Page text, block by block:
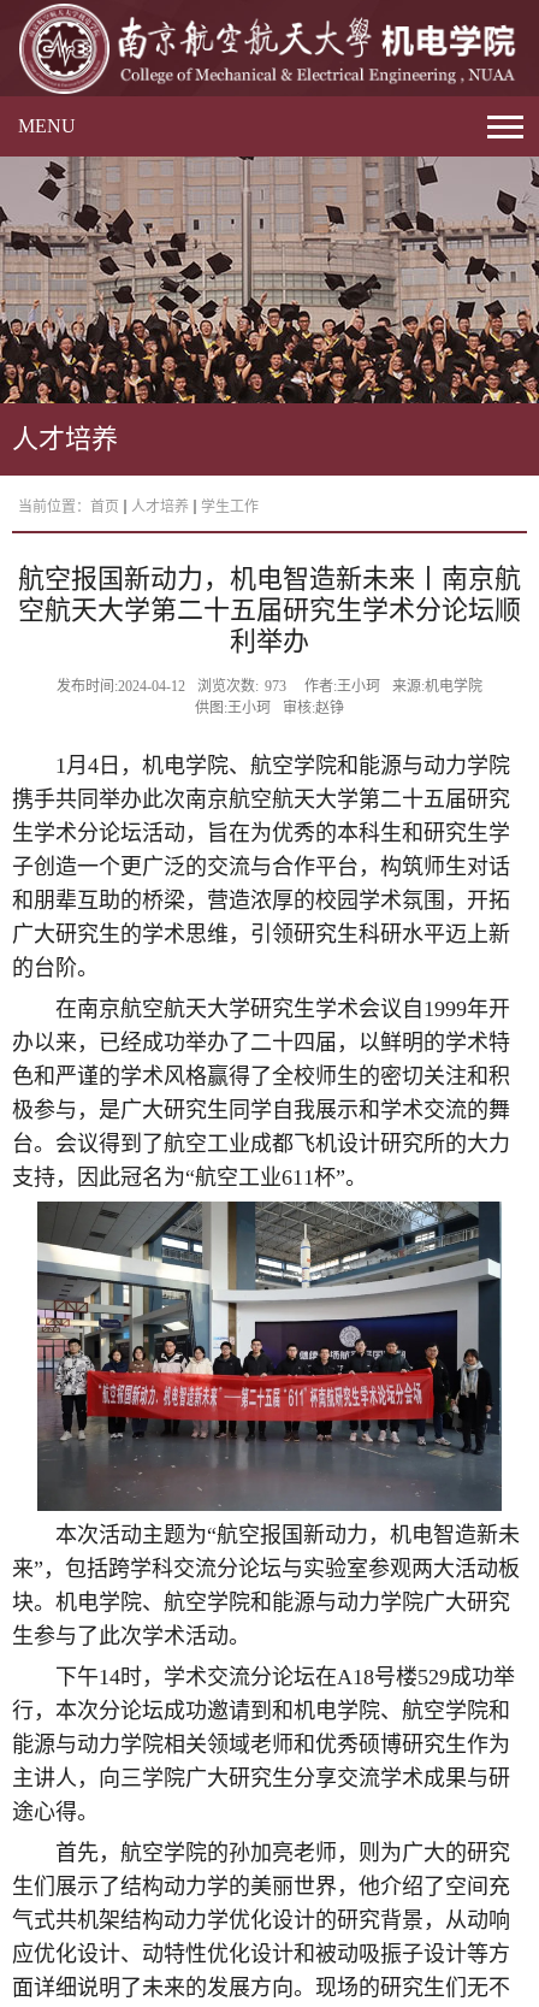
MENU
人才培养
当前位置： 首页 人才培养 学生工作
航空报国新动力，机电智造新未来丨南京航
空航天大学第二十五届研究生学术分论坛顺
利举办
发布时间:2024-04-12 浏览次数: 973 作者:王小珂
来源:机电学院
供图:王小珂
审核:赵铮
1月4日，机电学院、航空学院和能源与动力学院
携手共同举办此次南京航空航天大学第二十五届研究
生学术分论坛活动，旨在为优秀的本科生和研究生学
子创造一个更广泛的交流与合作平台，构筑师生对话
和朋辈互助的桥梁，营造浓厚的校园学术氛围，开拓
广大研究生的学术思维，引领研究生科研水平迈上新
的台阶。
在南京航空航天大学研究生学术会议自1999年开
办以来，已经成功举办了二十四届，以鲜明的学术特
色和严谨的学术风格赢得了全校师生的密切关注和积
极参与，是广大研究生同学自我展示和学术交流的舞
台。会议得到了航空工业成都飞机设计研究所的大力
支持，因此冠名为“航空工业611杯”。
本次活动主题为“航空报国新动力，机电智造新未
来”，包括跨学科交流分论坛与实验室参观两大活动板
块。机电学院、航空学院和能源与动力学院广大研究
生参与了此次学术活动。
下午14时，学术交流分论坛在A18号楼529成功举
行，本次分论坛成功邀请到和机电学院、航空学院和
能源与动力学院相关领域老师和优秀硕博研究生作为
主讲人，向三学院广大研究生分享交流学术成果与研
途心得。
首先，航空学院的孙加亮老师，则为广大的研究
生们展示了结构动力学的美丽世界，他介绍了空间充
气式共机架结构动力学优化设计的研究背景，从动响
应优化设计、动特性优化设计和被动吸振子设计等方
面详细说明了未来的发展方向。现场的研究生们无不